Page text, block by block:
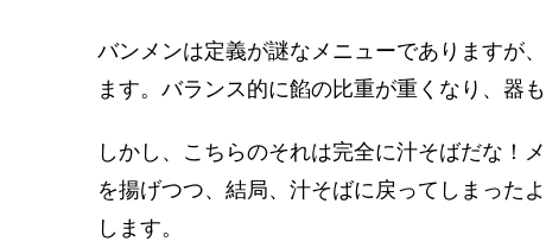
バンメンは定義が謎なメニューでありますが
ます。バランス的に餡の比重が重くなり、器
しかし、こちらのそれは完全に汁そばだな！
を揚げつつ、結局、汁そばに戻ってしまった
します。